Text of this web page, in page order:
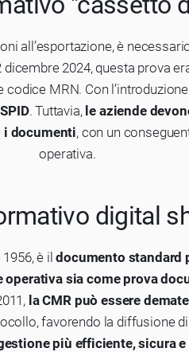
all’esportazione, è
dicembre 2024, questa prova
MRN. Con
. Tuttavia, le aziende
i documenti, con un
operativa.
digital
1956, è ildocumento standard
sia come prova
la CMR può essere
favorendo la diffusione
più efficiente, sicura